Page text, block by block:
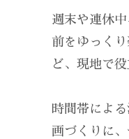
週末や連休
前をゆっく
ど、現地で
時間帯によ
画づくりに、